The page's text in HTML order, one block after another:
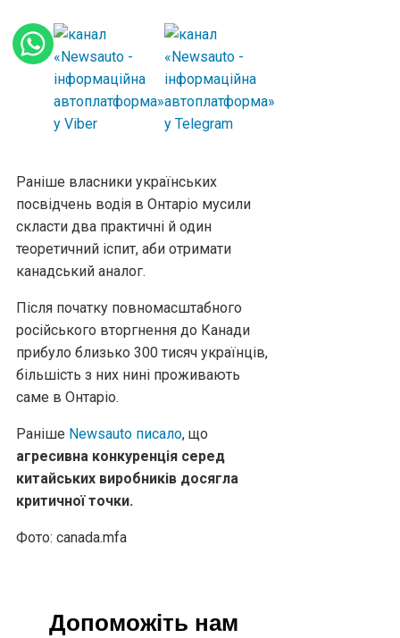
Раніше власники українських
посвідчень водія в Онтаріо мусили
скласти два практичні й один
теоретичний іспит, аби отримати
канадський аналог.
Після початку повномасштабного
російського вторгнення до Канади
прибуло близько 300 тисяч українців,
більшість з них нині проживають
саме в Онтаріо.
Раніше Newsauto писало, що
агресивна конкуренція серед
китайських виробників досягла
критичної точки.
Фото: canada.mfa
Допоможіть нам